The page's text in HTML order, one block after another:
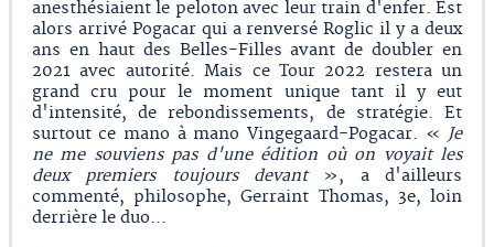
anesthésiaient le peloton avec leur train d'enfer. Est
alors arrivé Pogacar qui a renversé Roglic il y a deux
ans en haut des Belles-Filles avant de doubler en
2021 avec autorité. Mais ce Tour 2022 restera un
grand cru pour le moment unique tant il y eut
d'intensité, de rebondissements, de stratégie. Et
surtout ce mano à mano Vingegaard-Pogacar. « Je
ne me souviens pas d'une édition où on voyait les
deux premiers toujours devant», a d'ailleurs
commenté, philosophe, Gerraint Thomas, 3e, loin
derrière le duo...